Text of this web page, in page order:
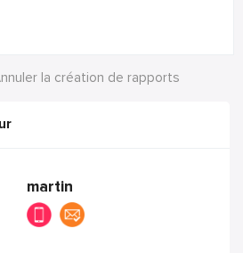
la création de rapports
martin